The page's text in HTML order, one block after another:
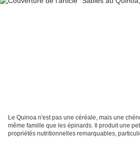
Le Quinoa n'est pas une céréale, mais une
même famille que les épinards. Il produit une
propriétés nutritionnelles remarquables,